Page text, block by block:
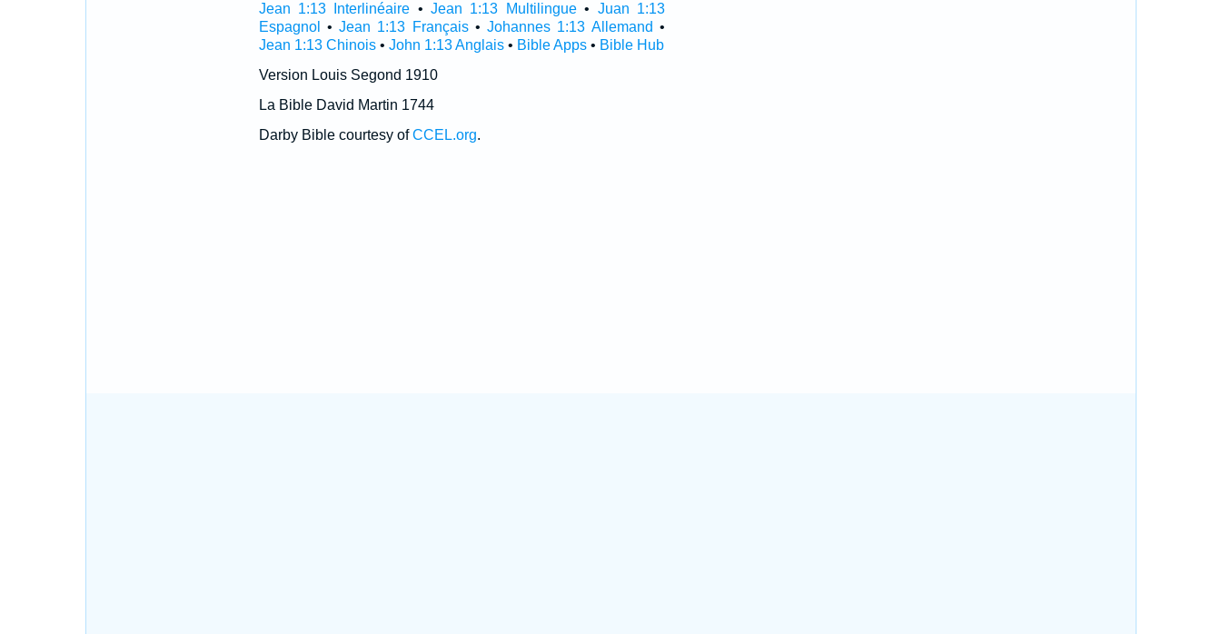
Jean 1:13 Interlinéaire •Jean 1:13 Multilingue• Juan 1:13
Espagnol
•Jean 1:13 Français•Johannes 1:13 Allemand •
Jean 1:13 Chinois• John 1:13 Anglais• Bible Apps• Bible Hub
Version Louis Segond 1910
La Bible David Martin 1744
Darby Bible courtesy ofCCEL.org.